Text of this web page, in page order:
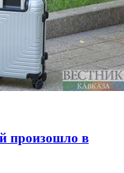
произошло в